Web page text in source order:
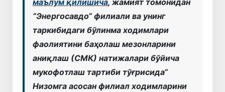
маълум қилишича, жамият томонидан
“Энергосавдо“ филиали ва унинг
таркибидаги бўлинма ходимлари
фаолиятини баҳолаш мезонларини
аниқлаш (СМК) натижалари бўйича
мукофотлаш тартиби тўғрисида“
Низомга асосан филиал ходимларини